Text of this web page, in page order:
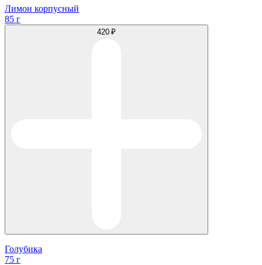
Лимон корпусный
85 г
420 ₽
Голубика
75 г